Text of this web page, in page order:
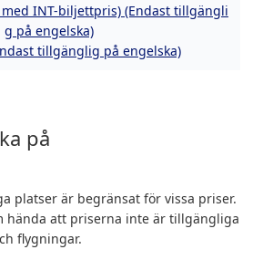
INT-biljettpris) (Endast tillgängli
g på engelska)
tillgänglig på engelska)
på
platser är begränsat för vissa priser.
hända att priserna inte är tillgängliga
flygningar.